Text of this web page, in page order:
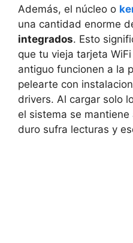
Además, el núcleo o
una cantidad enorme
integrados. Esto
que tu vieja tarjeta
antiguo funcionen a la
pelearte con
drivers. Al cargar solo
el sistema se
duro sufra lecturas y